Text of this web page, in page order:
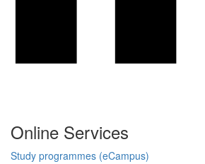
Online Services
Study programmes (eCampus)